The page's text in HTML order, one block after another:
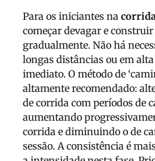
Para os iniciantes na
começar devagar e
gradualmente. Não há
longas distâncias ou em
imediato. O método de
altamente recomendado:
de corrida com períodos de
aumentando
corrida e diminuindo o de
sessão. A consistência é